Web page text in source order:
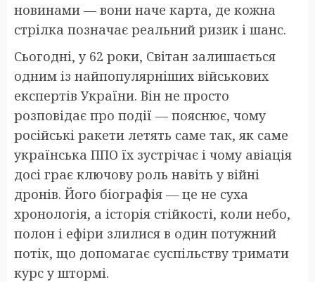
новинами — вони наче карта, де кожна
стрілка позначає реальний ризик і шанс.
Сьогодні, у 62 роки, Світан залишається
одним із найпопулярніших військових
експертів України. Він не просто
розповідає про події — пояснює, чому
російські ракети летять саме так, як саме
українська ППО їх зустрічає і чому авіація
досі грає ключову роль навіть у війні
дронів. Його біографія — це не суха
хронологія, а історія стійкості, коли небо,
полон і ефіри злилися в один потужний
потік, що допомагає суспільству тримати
курс у штормі.